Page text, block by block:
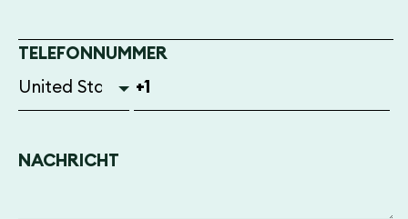
TELEFONNUMMER
NACHRICHT